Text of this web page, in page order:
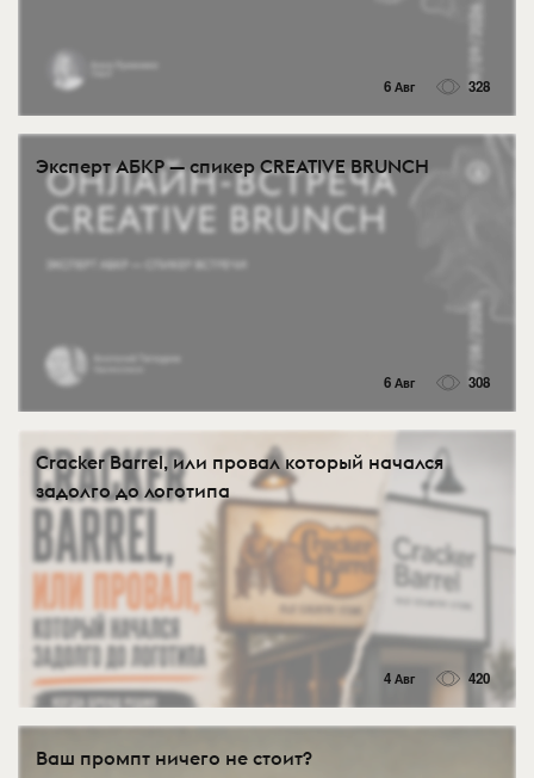
6 Авг 328
Эксперт АБКР — спикер CREATIVE BRUNCH
6 Авг 308
Cracker Barrel, или провал который начался
задолго до логотипа
4 Авг 420
Ваш промпт ничего не стоит?